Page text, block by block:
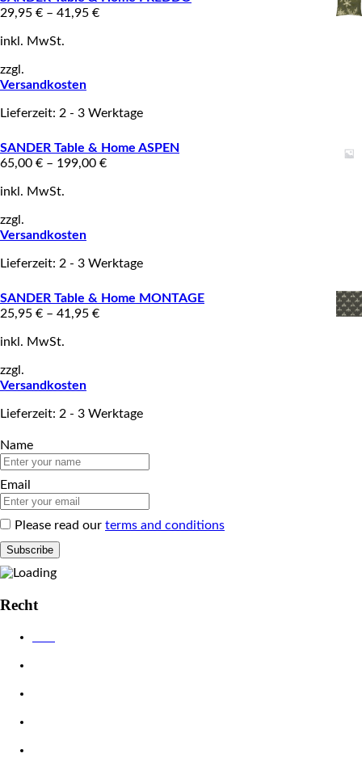
29,95 € – 41,95 €
inkl. MwSt.
zzgl.
Versandkosten
Lieferzeit: 2 - 3 Werktage
SANDER Table & Home ASPEN
65,00 € – 199,00 €
inkl. MwSt.
zzgl.
Versandkosten
Lieferzeit: 2 - 3 Werktage
SANDER Table & Home MONTAGE
25,95 € – 41,95 €
inkl. MwSt.
zzgl.
Versandkosten
Lieferzeit: 2 - 3 Werktage
Name
Email
Please read our terms and conditions
Recht